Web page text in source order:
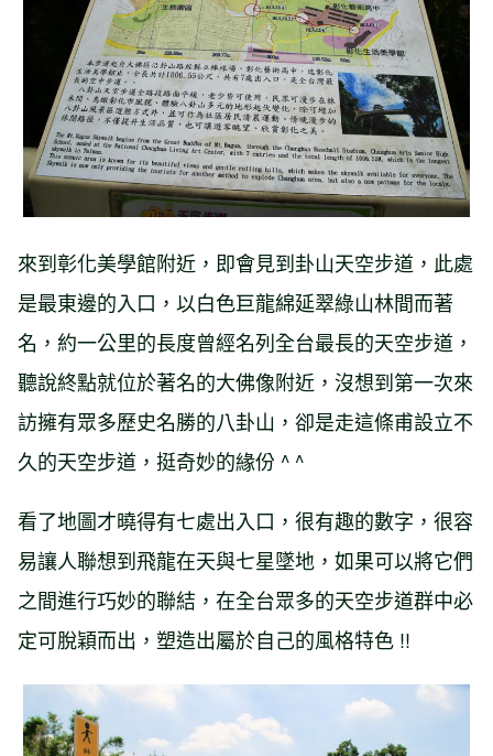
來到彰化美學館附近，即會見到卦山天空步道，此處
是最東邊的入口，以白色巨龍綿延翠綠山林間而著
名，約一公里的長度曾經名列全台最長的天空步道，
聽說終點就位於著名的大佛像附近，沒想到第一次來
訪擁有眾多歷史名勝的八卦山，卻是走這條甫設立不
久的天空步道，挺奇妙的緣份 ^ ^
看了地圖才曉得有七處出入口，很有趣的數字，很容
易讓人聯想到飛龍在天與七星墜地，如果可以將它們
之間進行巧妙的聯結，在全台眾多的天空步道群中必
定可脫穎而出，塑造出屬於自己的風格特色 !!